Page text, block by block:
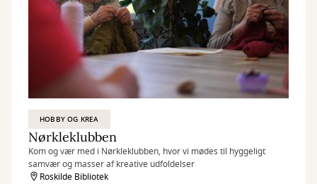
HOBBY OG KREA
Nørkleklubben
Kom og vær med i Nørkleklubben, hvor vi mødes til hyggeligt
samvær og masser af kreative udfoldelser
Roskilde Bibliotek